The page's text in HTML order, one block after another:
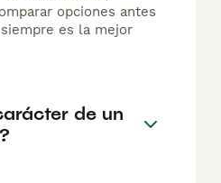
opciones antes
es la mejor
de un